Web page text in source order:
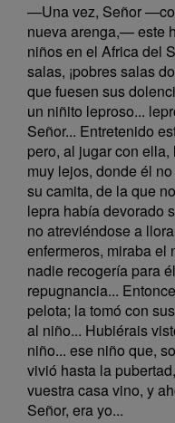
—Una vez, Señor
nueva arenga,— este
niños en el Africa del
salas, ¡pobres salas
que fuesen sus
un niñito leproso...
Señor... Entretenido
pero, al jugar con
muy lejos, donde él
su camita, de la que
lepra había devorado
no atreviéndose a
enfermeros, miraba el
nadie recogería para
repugnancia...
pelota; la tomó con
al niño... Hubiérais
niño... ese niño que,
vivió hasta la
vuestra casa vino, y
Señor, era yo...